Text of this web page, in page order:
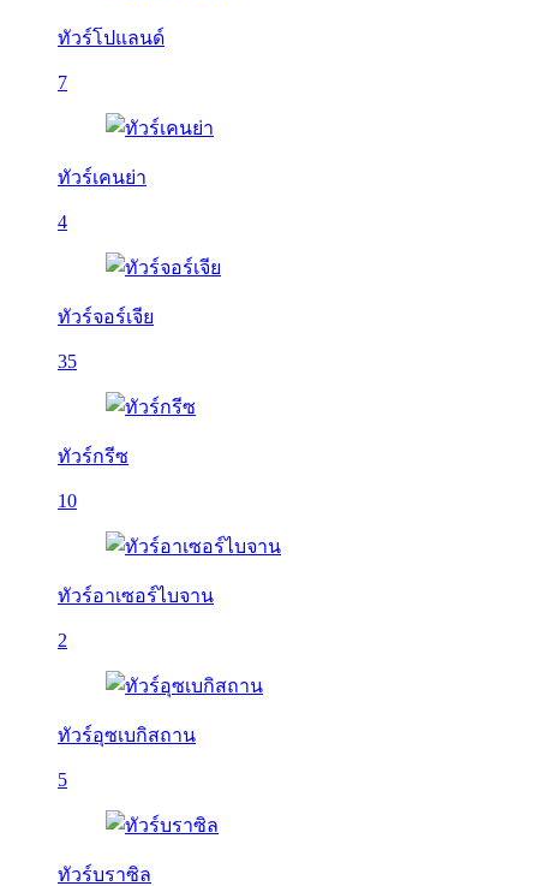
ทัวร์โปแลนด์
7
ทัวร์เคนย่า
4
ทัวร์จอร์เจีย
35
ทัวร์กรีซ
10
ทัวร์อาเซอร์ไบจาน
2
ทัวร์อุซเบกิสถาน
5
ทัวร์บราซิล